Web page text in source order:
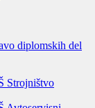
diplomskih del
Strojništvo